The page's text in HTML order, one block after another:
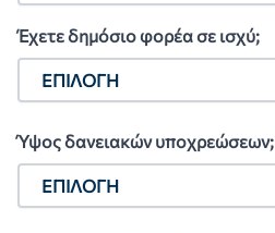
Έχετε δημόσιο φορέα σε ισχύ;
Ύψος δανειακών υποχρεώσεων;